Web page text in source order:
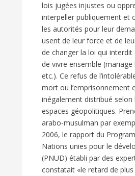
lois jugées injustes ou
interpeller publiquement et
les autorités pour leur
usent de leur force et de
de changer la loi qui interdit
de vivre ensemble
etc.). Ce refus de
mort ou l’emprisonnement
inégalement distribué selon
espaces géopolitiques.
arabo-musulman par
2006, le rapport du
Nations unies pour le
(PNUD) établi par des
constatait «le retard de